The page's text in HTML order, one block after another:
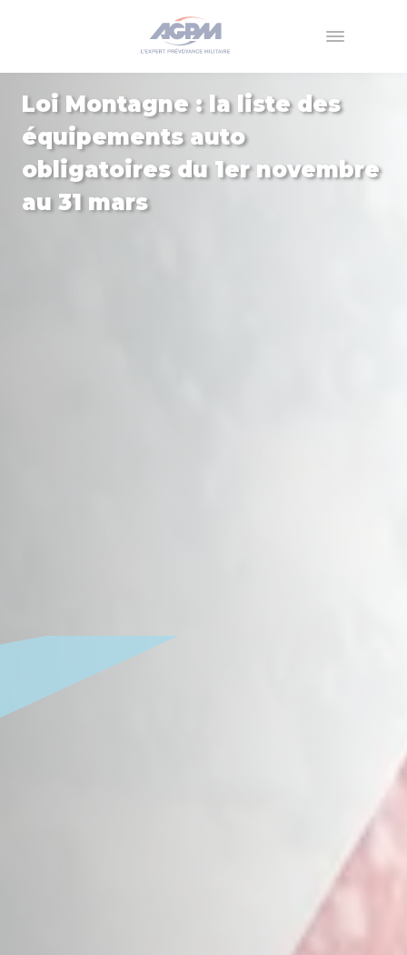
Menu
Loi Montagne : la liste des
équipements auto
obligatoires du 1er novembre
au 31 mars